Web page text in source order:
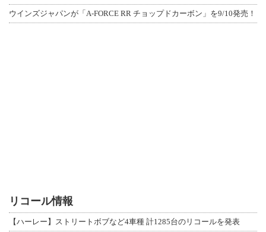
ウインズジャパンが「A-FORCE RR チョップドカーボン」を9/10発売！
リコール情報
【ハーレー】ストリートボブなど4車種 計1285台のリコールを発表